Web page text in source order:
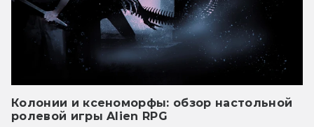
Колонии и ксеноморфы: обзор настольной
ролевой игры Alien RPG